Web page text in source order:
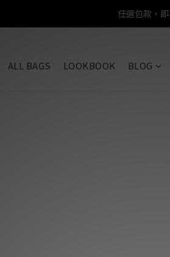
任選包款，
任選包款，
任選包款，
ALL BAGS LOOKBOOK BLOG